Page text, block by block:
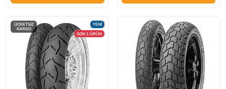
YENİ
SON 1 ÜRÜN
ÜCRETSİZ
KARGO